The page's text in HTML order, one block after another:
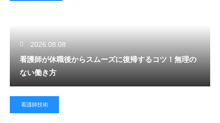
2026.08.08
看護師が休職後からスムーズに復帰するコツ！無理の
ない働き方
看護師技術